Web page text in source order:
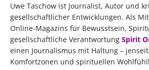
Uwe Taschow ist Journalist, Autor und
gesellschaftlicher Entwicklungen. Als
Online-Magazins für Bewusstsein,
gesellschaftliche Verantwortung Spirit
einen Journalismus mit Haltung –
Komfortzonen und spirituellen